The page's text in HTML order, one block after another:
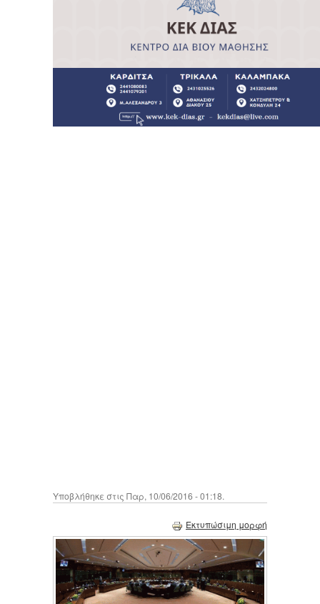
Υποβλήθηκε στις Παρ, 10/06/2016 - 01:18.
Εκτυπώσιμη μορφή